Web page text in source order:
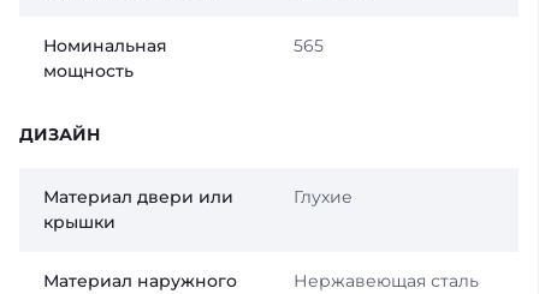
Номинальная
мощность
565
ДИЗАЙН
Материал двери или
крышки
Глухие
Материал наружного
Нержавеющая сталь